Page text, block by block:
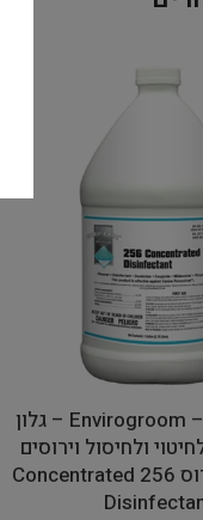
Envirogroom – Shop Care – גלון
ולחיסול וירוסים
כולל פרוו וירוס 256 Concentrated